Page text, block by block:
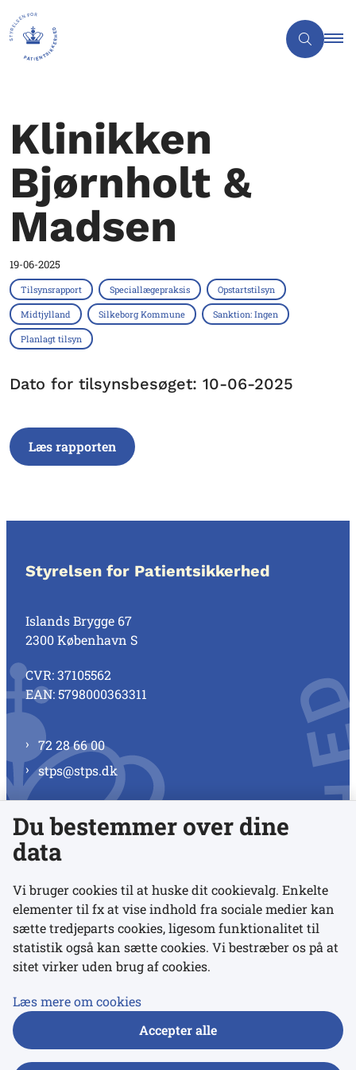
Klinikken
Bjørnholt &
Madsen
19-06-2025
Tilsynsrapport Speciallægepraksis Opstartstilsyn
Midtjylland Silkeborg Kommune Sanktion: Ingen
Planlagt tilsyn
Dato for tilsynsbesøget: 10-06-2025
Læs rapporten
Styrelsen for Patientsikkerhed
Islands Brygge 67
2300 København S
CVR: 37105562
EAN: 5798000363311
72 28 66 00
stps@stps.dk
Se alle kontaktnumre
Links
Udgivelser
Du bestemmer over dine
data
Vi bruger cookies til at huske dit cookievalg. Enkelte
elementer til fx at vise indhold fra sociale medier kan
sætte tredjeparts cookies, ligesom funktionalitet til
statistik også kan sætte cookies. Vi bestræber os på at
sitet virker uden brug af cookies.
Læs mere om cookies
Accepter alle